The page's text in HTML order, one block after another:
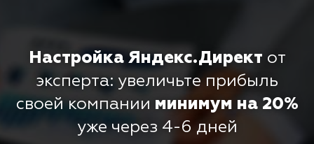
Настройка Яндекс.Директ от
эксперта: увеличьте прибыль
своей компании минимум на 20%
уже через 4-6 дней